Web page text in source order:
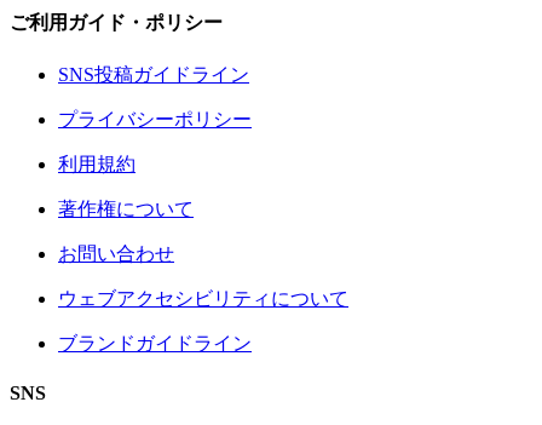
ご利用ガイド・ポリシー
SNS投稿ガイドライン
プライバシーポリシー
利用規約
著作権について
お問い合わせ
ウェブアクセシビリティについて
ブランドガイドライン
SNS